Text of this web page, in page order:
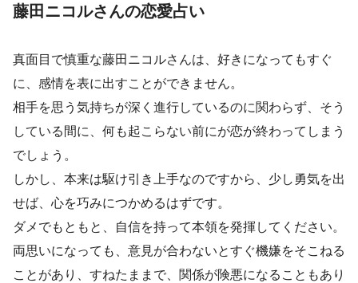
藤田ニコルさんの恋愛占い
真面目で慎重な藤田ニコルさんは、好きになってもすぐ
に、感情を表に出すことができません。
相手を思う気持ちが深く進行しているのに関わらず、そう
している間に、何も起こらない前にが恋が終わってしまう
でしょう。
しかし、本来は駆け引き上手なのですから、少し勇気を出
せば、心を巧みにつかめるはずです。
ダメでもともと、自信を持って本領を発揮してください。
両思いになっても、意見が合わないとすぐ機嫌をそこねる
ことがあり、すねたままで、関係が険悪になることもあり